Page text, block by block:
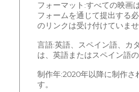
フォーマット:すべての映画
フォームを通じて提出する
のリンクは受け付けていませ
言語:英語、スペイン語、カ
は、英語またはスペイン語
制作年:2020年以降に制作さ
す。